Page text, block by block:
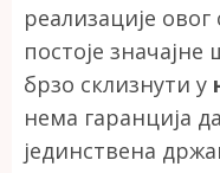
реализације
постоје
брзо склизнути у
нема гаранција
јединствена